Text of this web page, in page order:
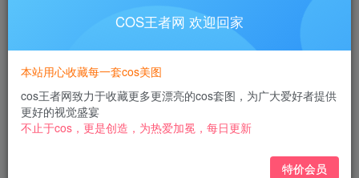
此内容为付费阅读，请付费后查看
3
黄金会员免费 钻石会员 免费
立即购买
COS王者网 欢迎回家
本站用心收藏每一套cos美图
cos王者网致力于收藏更多更漂亮的cos套图，为广大爱好者提供
更好的视觉盛宴
不止于cos，更是创造，为热爱加冕，每日更新
特价会员